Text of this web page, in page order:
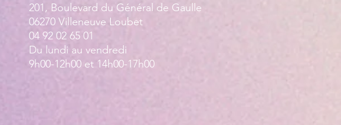
201, Boulevard du Général de Gaulle
06270 Villeneuve Loubet
04 92 02 65 01
Du lundi au vendredi
9h00-12h00 et 14h00-17h00